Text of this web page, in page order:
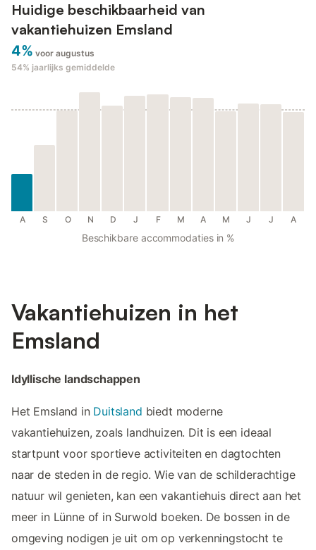
Huidige beschikbaarheid van
vakantiehuizen Emsland
4% voor augustus
54% jaarlijks gemiddelde
A S O N D J F M A M J J A
Beschikbare accommodaties in %
Vakantiehuizen in het
Emsland
Idyllische landschappen
Het Emsland in Duitsland biedt moderne
vakantiehuizen, zoals landhuizen. Dit is een ideaal
startpunt voor sportieve activiteiten en dagtochten
naar de steden in de regio. Wie van de schilderachtige
natuur wil genieten, kan een vakantiehuis direct aan het
meer in Lünne of in Surwold boeken. De bossen in de
omgeving nodigen je uit om op verkenningstocht te